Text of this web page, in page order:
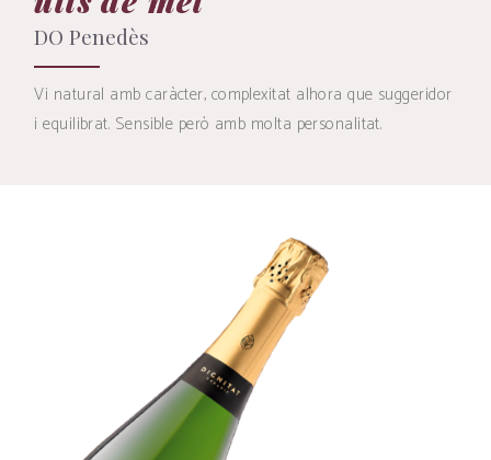
DO Penedès
Vi natural amb caràcter, complexitat alhora que suggeridor
i equilibrat. Sensible però amb molta personalitat.
VEURE